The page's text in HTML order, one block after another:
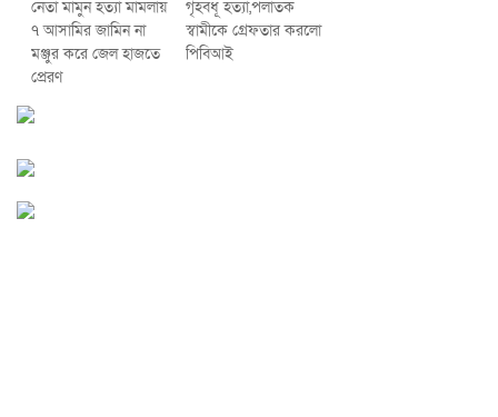
নেতা মামুন হত্যা মামলায়
৭ আসামির জামিন না
মঞ্জুর করে জেল হাজতে
প্রেরণ
গৃহবধূ হত্যা,পলাতক
স্বামীকে গ্রেফতার করলো
পিবিআই